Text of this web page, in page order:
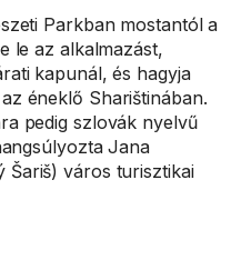
Parkban mostantól a
le az alkalmazást,
kapunál, és hagyja
éneklő Sharištinában.
pedig szlovák nyelvű
Jana
Šariš) város turisztikai